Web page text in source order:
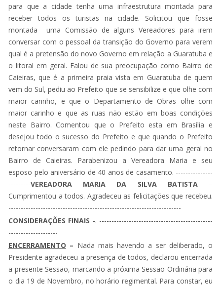
para que a cidade tenha uma infraestrutura montada para
receber todos os turistas na cidade. Solicitou que fosse
montada uma Comissão de alguns Vereadores para irem
conversar com o pessoal da transição do Governo para verem
qual é a pretensão do novo Governo em relação a Guaratuba e
o litoral em geral. Falou de sua preocupação como Bairro de
Caieiras, que é a primeira praia vista em Guaratuba de quem
vem do Sul, pediu ao Prefeito que se sensibilize e que olhe com
maior carinho, e que o Departamento de Obras olhe com
maior carinho e que as ruas não estão em boas condições
neste Bairro. Comentou que o Prefeito esta em Brasília e
desejou todo o sucesso do Prefeito e que quando o Prefeito
retornar conversaram com ele pedindo para dar uma geral no
Bairro de Caieiras. Parabenizou a Vereadora Maria e seu
esposo pelo aniversário de 40 anos de casamento. ---------------
---------VEREADORA MARIA DA SILVA BATISTA–
Cumprimentou a todos. Agradeceu as felicitações que recebeu.
----------------------------------------------------------------------
CONSIDERAÇÕES FINAIS -. ----------------------------------------------
--------------------
ENCERRAMENTO – Nada mais havendo a ser deliberado, o
Presidente agradeceu a presença de todos, declarou encerrada
a presente Sessão, marcando a próxima Sessão Ordinária para
o dia 19 de Novembro, no horário regimental. Para constar, eu